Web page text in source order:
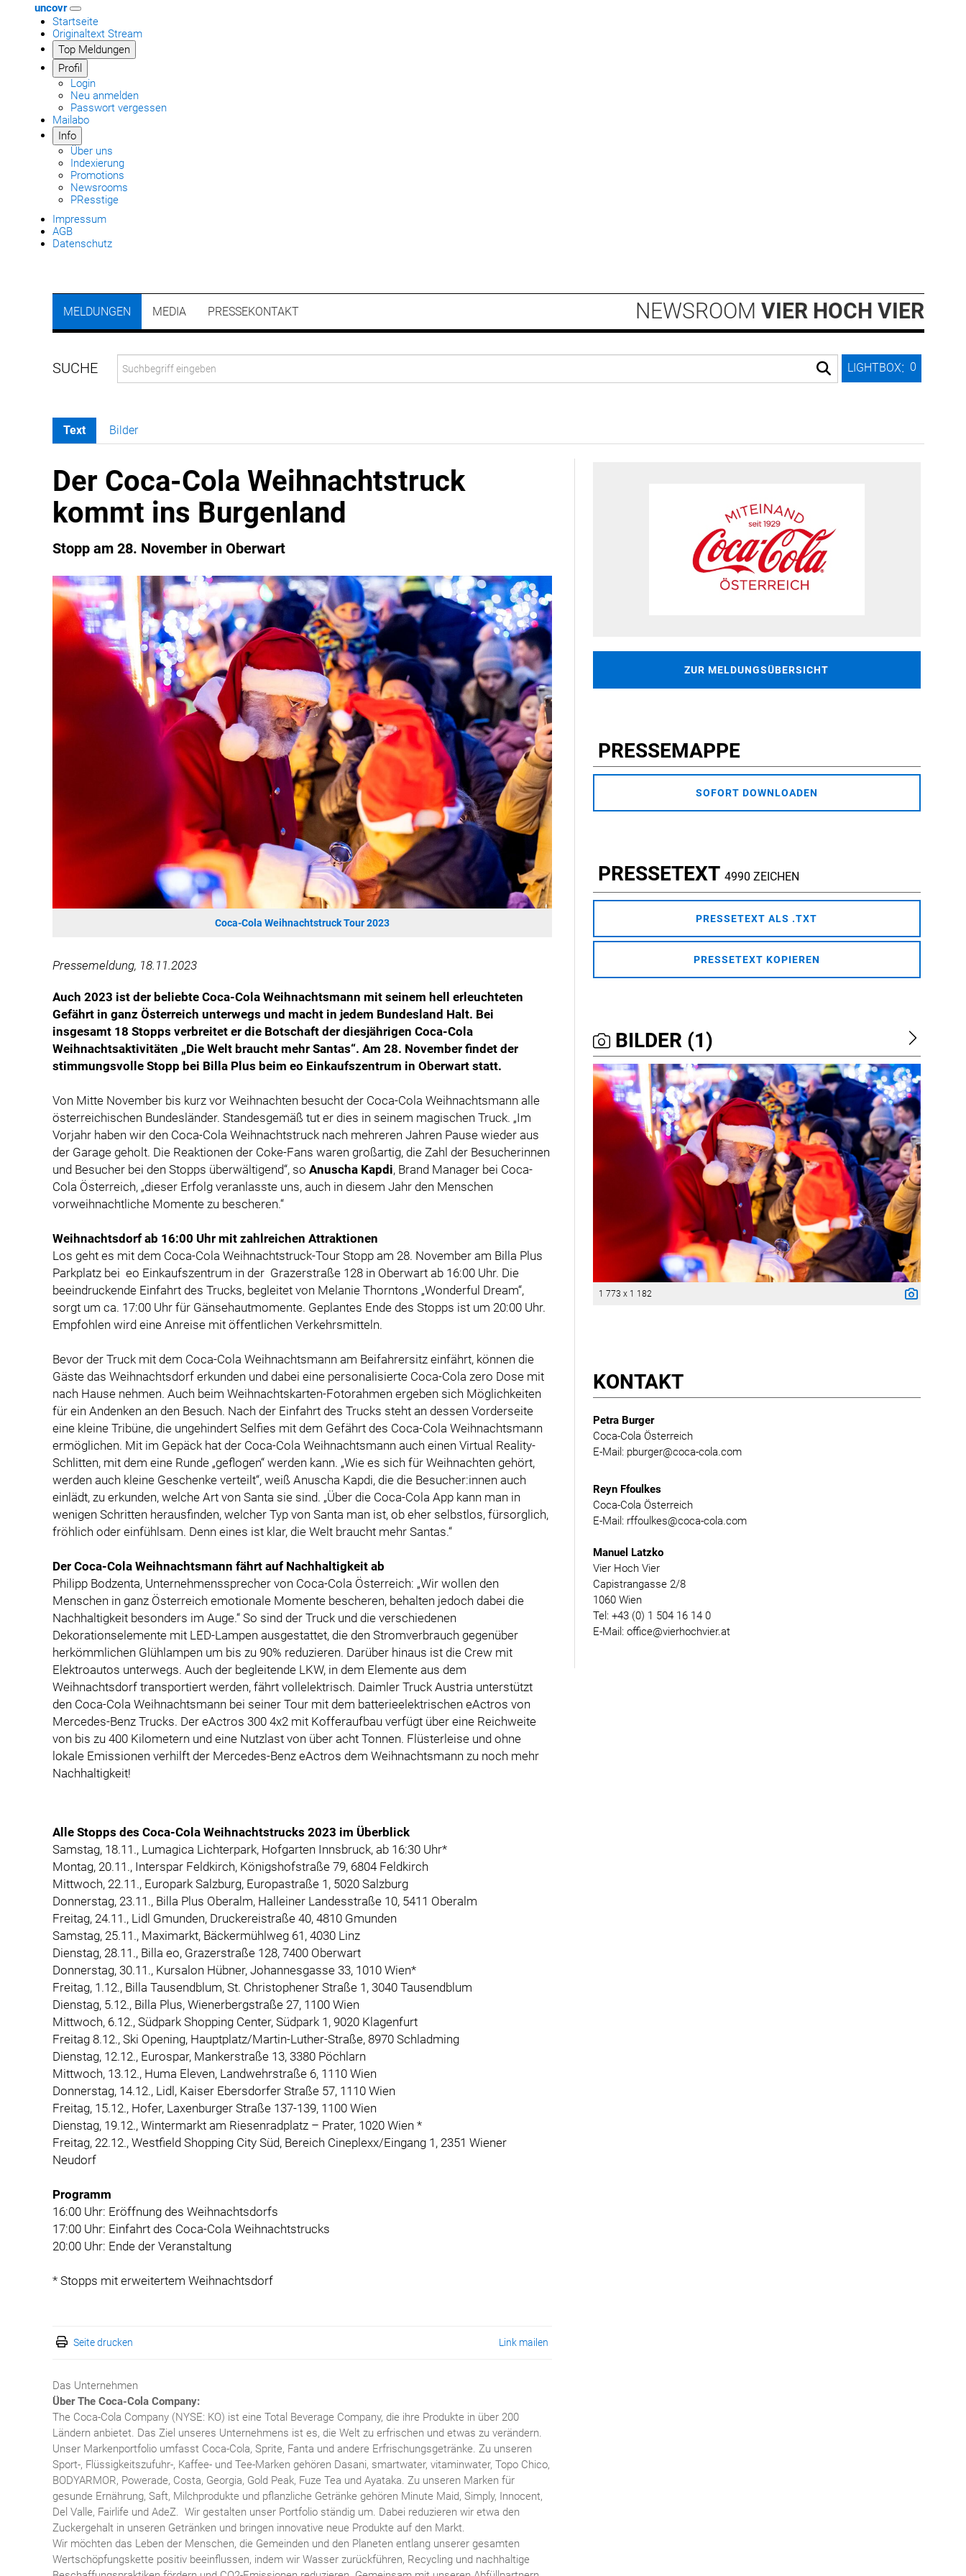
uncovr
Startseite
Originaltext Stream
Top Meldungen
Profil
Login
Neu anmelden
Passwort vergessen
Mailabo
Info
Über uns
Indexierung
Promotions
Newsrooms
PResstige
Impressum
AGB
Datenschutz
LIGHTBOX: 0
MELDUNGEN MEDIA PRESSEKONTAKT NEWSROOM VIER HOCH VIER
Text Bilder
Der Coca-Cola Weihnachtstruck
kommt ins Burgenland
Stopp am 28. November in Oberwart
Coca-Cola Weihnachtstruck Tour 2023
Pressemeldung, 18.11.2023
Auch 2023 ist der beliebte Coca-Cola Weihnachtsmann mit seinem hell erleuchteten
Gefährt in ganz Österreich unterwegs und macht in jedem Bundesland Halt. Bei
insgesamt 18 Stopps verbreitet er die Botschaft der diesjährigen Coca-Cola
Weihnachtsaktivitäten „Die Welt braucht mehr Santas“. Am 28. November findet der
stimmungsvolle Stopp bei Billa Plus beim eo Einkaufszentrum in Oberwart statt.
Von Mitte November bis kurz vor Weihnachten besucht der Coca-Cola Weihnachtsmann alle
österreichischen Bundesländer. Standesgemäß tut er dies in seinem magischen Truck. „Im
Vorjahr haben wir den Coca-Cola Weihnachtstruck nach mehreren Jahren Pause wieder aus
der Garage geholt. Die Reaktionen der Coke-Fans waren großartig, die Zahl der Besucherinnen
und Besucher bei den Stopps überwältigend“, so Anuscha Kapdi, Brand Manager bei Coca-
Cola Österreich, „dieser Erfolg veranlasste uns, auch in diesem Jahr den Menschen
vorweihnachtliche Momente zu bescheren.“
Weihnachtsdorf ab 16:00 Uhr mit zahlreichen Attraktionen
Los geht es mit dem Coca-Cola Weihnachtstruck-Tour Stopp am 28. November am Billa Plus
Parkplatz bei eo Einkaufszentrum in der Grazerstraße 128 in Oberwart ab 16:00 Uhr. Die
beeindruckende Einfahrt des Trucks, begleitet von Melanie Thorntons „Wonderful Dream“,
sorgt um ca. 17:00 Uhr für Gänsehautmomente. Geplantes Ende des Stopps ist um 20:00 Uhr.
Empfohlen wird eine Anreise mit öffentlichen Verkehrsmitteln.
Bevor der Truck mit dem Coca-Cola Weihnachtsmann am Beifahrersitz einfährt, können die
Gäste das Weihnachtsdorf erkunden und dabei eine personalisierte Coca-Cola zero Dose mit
nach Hause nehmen. Auch beim Weihnachtskarten-Fotorahmen ergeben sich Möglichkeiten
für ein Andenken an den Besuch. Nach der Einfahrt des Trucks steht an dessen Vorderseite
eine kleine Tribüne, die ungehindert Selfies mit dem Gefährt des Coca-Cola Weihnachtsmann
ermöglichen. Mit im Gepäck hat der Coca-Cola Weihnachtsmann auch einen Virtual Reality-
Schlitten, mit dem eine Runde „geflogen“ werden kann. „Wie es sich für Weihnachten gehört,
werden auch kleine Geschenke verteilt“, weiß Anuscha Kapdi, die die Besucher:innen auch
einlädt, zu erkunden, welche Art von Santa sie sind. „Über die Coca-Cola App kann man in
wenigen Schritten herausfinden, welcher Typ von Santa man ist, ob eher selbstlos, fürsorglich,
fröhlich oder einfühlsam. Denn eines ist klar, die Welt braucht mehr Santas.“
Der Coca-Cola Weihnachtsmann fährt auf Nachhaltigkeit ab
Philipp Bodzenta, Unternehmenssprecher von Coca-Cola Österreich: „Wir wollen den
Menschen in ganz Österreich emotionale Momente bescheren, behalten jedoch dabei die
Nachhaltigkeit besonders im Auge.“ So sind der Truck und die verschiedenen
Dekorationselemente mit LED-Lampen ausgestattet, die den Stromverbrauch gegenüber
herkömmlichen Glühlampen um bis zu 90% reduzieren. Darüber hinaus ist die Crew mit
Elektroautos unterwegs. Auch der begleitende LKW, in dem Elemente aus dem
Weihnachtsdorf transportiert werden, fährt vollelektrisch. Daimler Truck Austria unterstützt
den Coca-Cola Weihnachtsmann bei seiner Tour mit dem batterieelektrischen eActros von
Mercedes-Benz Trucks. Der eActros 300 4x2 mit Kofferaufbau verfügt über eine Reichweite
von bis zu 400 Kilometern und eine Nutzlast von über acht Tonnen. Flüsterleise und ohne
lokale Emissionen verhilft der Mercedes-Benz eActros dem Weihnachtsmann zu noch mehr
Nachhaltigkeit!
Alle Stopps des Coca-Cola Weihnachtstrucks 2023 im Überblick
Samstag, 18.11., Lumagica Lichterpark, Hofgarten Innsbruck, ab 16:30 Uhr*
Montag, 20.11., Interspar Feldkirch, Königshofstraße 79, 6804 Feldkirch
Mittwoch, 22.11., Europark Salzburg, Europastraße 1, 5020 Salzburg
Donnerstag, 23.11., Billa Plus Oberalm, Halleiner Landesstraße 10, 5411 Oberalm
Freitag, 24.11., Lidl Gmunden, Druckereistraße 40, 4810 Gmunden
Samstag, 25.11., Maximarkt, Bäckermühlweg 61, 4030 Linz
Dienstag, 28.11., Billa eo, Grazerstraße 128, 7400 Oberwart
Donnerstag, 30.11., Kursalon Hübner, Johannesgasse 33, 1010 Wien*
Freitag, 1.12., Billa Tausendblum, St. Christophener Straße 1, 3040 Tausendblum
Dienstag, 5.12., Billa Plus, Wienerbergstraße 27, 1100 Wien
Mittwoch, 6.12., Südpark Shopping Center, Südpark 1, 9020 Klagenfurt
Freitag 8.12., Ski Opening, Hauptplatz/Martin-Luther-Straße, 8970 Schladming
Dienstag, 12.12., Eurospar, Mankerstraße 13, 3380 Pöchlarn
Mittwoch, 13.12., Huma Eleven, Landwehrstraße 6, 1110 Wien
Donnerstag, 14.12., Lidl, Kaiser Ebersdorfer Straße 57, 1110 Wien
Freitag, 15.12., Hofer, Laxenburger Straße 137-139, 1100 Wien
Dienstag, 19.12., Wintermarkt am Riesenradplatz – Prater, 1020 Wien *
Freitag, 22.12., Westfield Shopping City Süd, Bereich Cineplexx/Eingang 1, 2351 Wiener
Neudorf
Programm
16:00 Uhr: Eröffnung des Weihnachtsdorfs
17:00 Uhr: Einfahrt des Coca-Cola Weihnachtstrucks
20:00 Uhr: Ende der Veranstaltung
* Stopps mit erweitertem Weihnachtsdorf
Seite drucken Link mailen
Das Unternehmen
Über The Coca-Cola Company:
The Coca-Cola Company (NYSE: KO) ist eine Total Beverage Company, die ihre Produkte in über 200
Ländern anbietet. Das Ziel unseres Unternehmens ist es, die Welt zu erfrischen und etwas zu verändern.
Unser Markenportfolio umfasst Coca-Cola, Sprite, Fanta und andere Erfrischungsgetränke. Zu unseren
Sport-, Flüssigkeitszufuhr-, Kaffee- und Tee-Marken gehören Dasani, smartwater, vitaminwater, Topo Chico,
BODYARMOR, Powerade, Costa, Georgia, Gold Peak, Fuze Tea und Ayataka. Zu unseren Marken für
gesunde Ernährung, Saft, Milchprodukte und pflanzliche Getränke gehören Minute Maid, Simply, Innocent,
Del Valle, Fairlife und AdeZ. Wir gestalten unser Portfolio ständig um. Dabei reduzieren wir etwa den
Zuckergehalt in unseren Getränken und bringen innovative neue Produkte auf den Markt.
Wir möchten das Leben der Menschen, die Gemeinden und den Planeten entlang unserer gesamten
Wertschöpfungskette positiv beeinflussen, indem wir Wasser zurückführen, Recycling und nachhaltige
ZUR MELDUNGSÜBERSICHT
PRESSEMAPPE
SOFORT DOWNLOADEN
PRESSETEXT 4990 ZEICHEN
PRESSETEXT ALS .TXT
PRESSETEXT KOPIEREN
BILDER (1)
1 773 x 1 182
KONTAKT
Petra Burger
Coca-Cola Österreich
E-Mail: pburger@coca-cola.com
Reyn Ffoulkes
Coca-Cola Österreich
E-Mail: rffoulkes@coca-cola.com
Manuel Latzko
Vier Hoch Vier
Capistrangasse 2/8
1060 Wien
Tel: +43 (0) 1 504 16 14 0
E-Mail: office@vierhochvier.at